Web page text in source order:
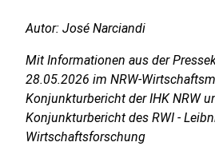
Autor: José Narciandi
Mit Informationen aus der
28.05.2026 im NRW-
Konjunkturbericht der IHK NRW
Konjunkturbericht des RWI -
Wirtschaftsforschung